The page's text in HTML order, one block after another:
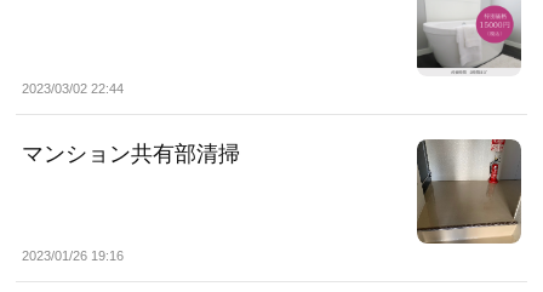
2023/03/02 22:44
マンション共有部清掃
2023/01/26 19:16